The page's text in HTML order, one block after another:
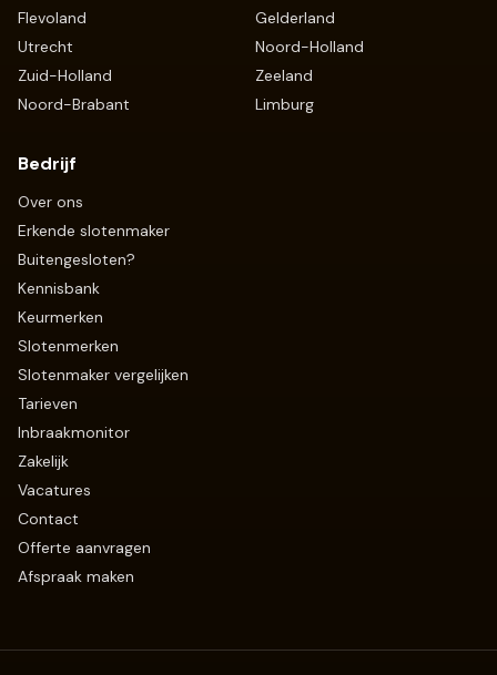
Flevoland
Gelderland
Utrecht
Noord-Holland
Zuid-Holland
Zeeland
Noord-Brabant
Limburg
Bedrijf
Over ons
Erkende slotenmaker
Buitengesloten?
Kennisbank
Keurmerken
Slotenmerken
Slotenmaker vergelijken
Tarieven
Inbraakmonitor
Zakelijk
Vacatures
Contact
Offerte aanvragen
Afspraak maken